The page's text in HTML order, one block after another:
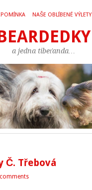
NAŠE OBLÍBENÉ VÝLETY
a jedna tibeťanda…
Č. Třebová